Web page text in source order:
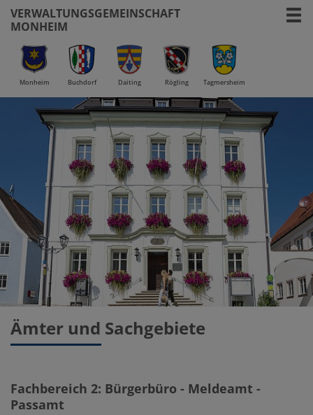
VERWALTUNGSGEMEINSCHAFT
MONHEIM
Monheim Buchdorf Daiting Rögling Tagmersheim
Ämter und Sachgebiete
Fachbereich 2: Bürgerbüro - Meldeamt -
Passamt